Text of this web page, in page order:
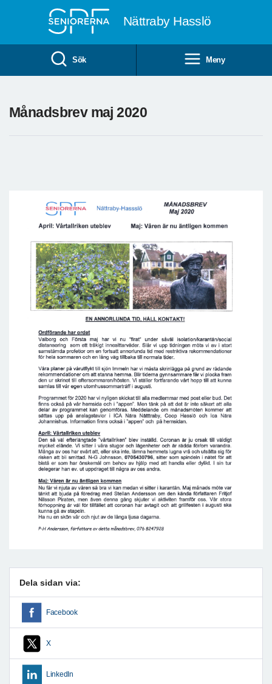
Nättraby Hasslö
Sök Meny
Månadsbrev maj 2020
Dela sidan via:
Facebook
X
LinkedIn